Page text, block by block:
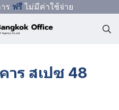
ร ฟรีไม่มีค่าใช้จ่าย
าร สเปซ 48